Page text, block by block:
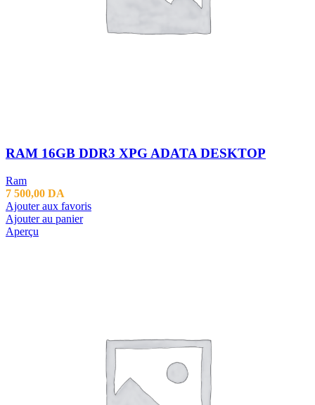
RAM 16GB DDR3 XPG ADATA DESKTOP
Ram
7 500,00 DA
Ajouter aux favoris
Ajouter au panier
Aperçu